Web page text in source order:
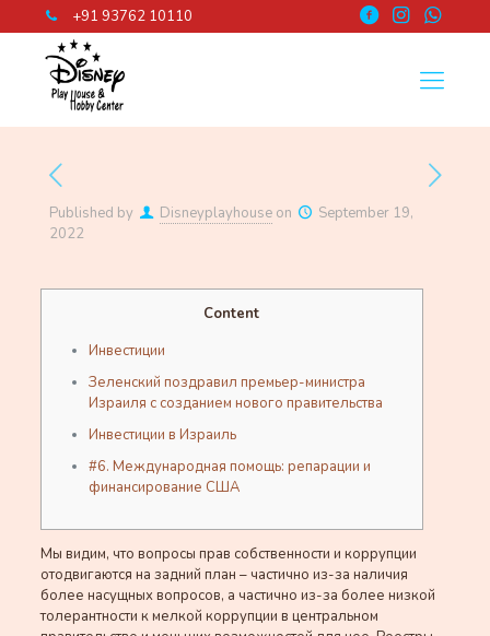
+91 93762 10110
Published by Disneyplayhouse on
September 19,
2022
Content
Инвестиции
Зеленский поздравил премьер-министра
Израиля с созданием нового правительства
Инвестиции в Израиль
#6. Международная помощь: репарации и
финансирование США
Мы видим, что вопросы прав собственности и коррупции
отодвигаются на задний план – частично из-за наличия
более насущных вопросов, а частично из-за более низкой
толерантности к мелкой коррупции в центральном